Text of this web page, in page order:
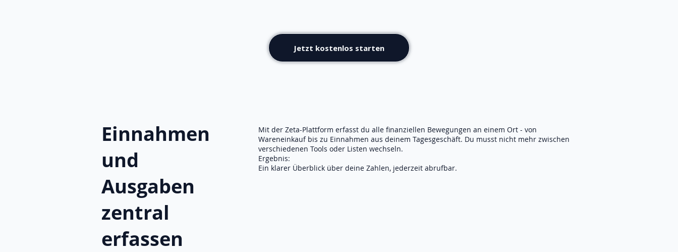
Jetzt kostenlos starten
Einnahmen
und
Ausgaben
zentral
erfassen
Mit der Zeta-Plattform erfasst du alle finanziellen Bewegungen an einem Ort - von
Wareneinkauf bis zu Einnahmen aus deinem Tagesgeschäft. Du musst nicht mehr zwischen
verschiedenen Tools oder Listen wechseln.
Ergebnis:
Ein klarer Überblick über deine Zahlen, jederzeit abrufbar.